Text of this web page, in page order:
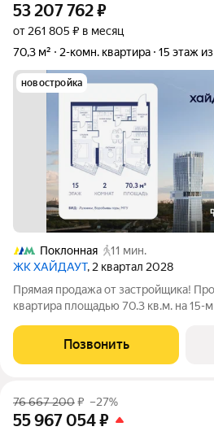
53 207 762₽
от 261 805 ₽ в месяц
70,3 м²
2-комн. квартира 15 этаж
новостройка
Поклонная
11 мин.
ЖК ХАЙДАУТ, 2 квартал 2028
Прямая продажа от застройщика!
квартира площадью 70.3 кв.м. на 15-
Победы, Долина реки Сетунь, МГУ,
горы. Высота потолков 3,25 м.
Позвонить
76 667 200₽ –27%
55 967 054₽